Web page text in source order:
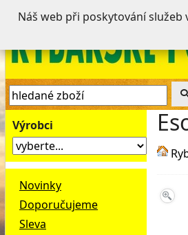
Výrobci
Novinky
Doporučujeme
Sleva
Náš web při poskytování